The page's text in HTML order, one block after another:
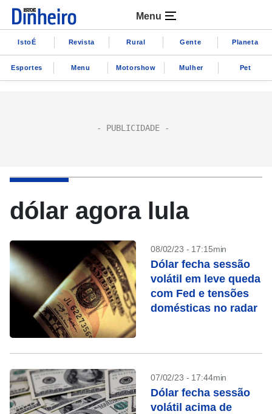
Menu
IstoÉ Revista Rural Gente Planeta
Esportes Menu Motorshow Mulher Pet
dólar agora lula
08/02/23 - 17:15min
Dólar fecha sessão
volátil em leve queda
com Fed e tensões
domésticas no radar
07/02/23 - 17:44min
Dólar fecha sessão
volátil acima de